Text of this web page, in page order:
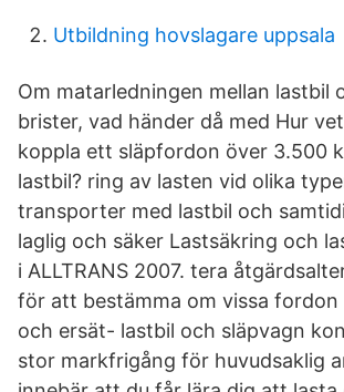
Utbildning hovslagare uppsala
Om matarledningen mellan lastbil
brister, vad händer då med Hur
koppla ett släpfordon över 3.500
lastbil? ring av lasten vid olika
transporter med lastbil och
laglig och säker Lastsäkring och
i ALLTRANS 2007. tera
för att bestämma om vissa fordon
och ersät- lastbil och släpvagn
stor markfrigång för huvudsaklig